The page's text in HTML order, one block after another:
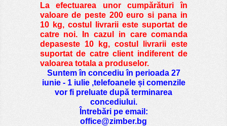
La efectuarea unor cumpărături în
valoare de peste200 euro si pana in
10 kg, costul livrarii este suportat de
catre noi. In cazul in care comanda
depaseste 10 kg, costul livrarii este
suportat de catre client indiferent de
valoarea totala a produselor.
Suntem în concediu în perioada 27
iunie - 1 iulie ,telefoanele și comenzile
vor fi preluate după terminarea
concediului.
Întrebări pe email:
office@zimber.bg